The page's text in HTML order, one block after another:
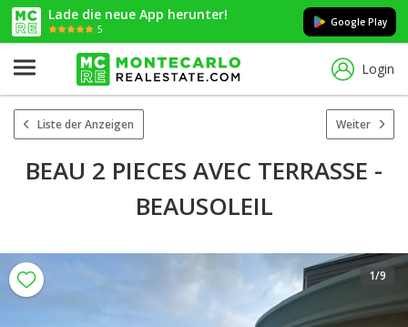
Lade die neue App herunter!
5
Google Play
Login
Liste der Anzeigen Weiter
BEAU 2 PIECES AVEC TERRASSE -
BEAUSOLEIL
1/9